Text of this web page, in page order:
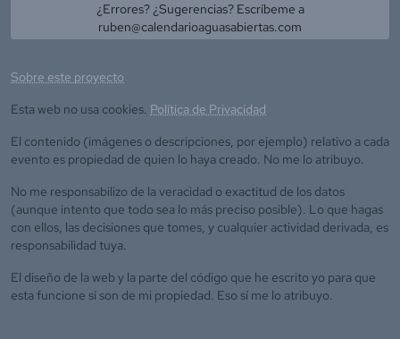
¿Errores? ¿Sugerencias? Escríbeme a
ruben@calendarioaguasabiertas.com
Sobre este proyecto
Esta web no usa cookies. Política de Privacidad
El contenido (imágenes o descripciones, por ejemplo) relativo a cada
evento es propiedad de quien lo haya creado. No me lo atribuyo.
No me responsabilizo de la veracidad o exactitud de los datos
(aunque intento que todo sea lo más preciso posible). Lo que hagas
con ellos, las decisiones que tomes, y cualquier actividad derivada, es
responsabilidad tuya.
El diseño de la web y la parte del código que he escrito yo para que
esta funcione sí son de mi propiedad. Eso sí me lo atribuyo.